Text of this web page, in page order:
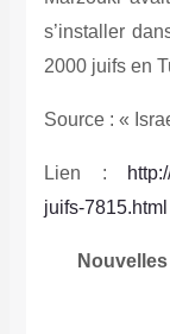
s’installer
2000 juifs en
Source : «
Lien :
juifs-7815.html